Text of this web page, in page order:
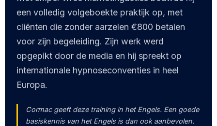
een volledig volgeboekte praktijk op, met
cliënten die zonder aarzelen €800 betalen
voor zijn begeleiding. Zijn werk werd
opgepikt door de media en hij spreekt op
internationale hypnoseconventies in heel
Europa.
Cormac geeft deze training in het Engels. Een goede
basiskennis van het Engels is dan ook aanbevolen.